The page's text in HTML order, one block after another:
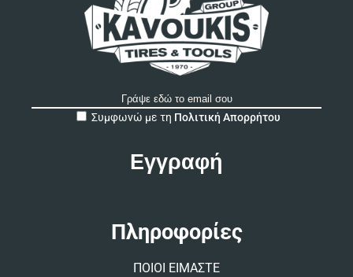
Συμφωνώ με τη Πολιτική Απορρήτου
Πληροφορίες
ΠΟΙΟΙ ΕΙΜΑΣΤΕ